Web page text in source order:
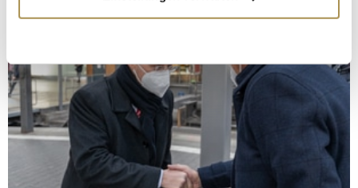
Informationen über Ihre geografische Lage
erfassen, welche bis auf einige Meter genau sein
bestimmten Merkmalen (Fingerprinting) identifizieren
Erfahren Sie mehr darüber, wie Ihre persönlichen Daten
verarbeitet werden, und legen Sie Ihre Präferenzen im
Abschnitt Einzelheiten
fest.
Wir verwenden Cookies, um Inhalte und Anzeigen zu